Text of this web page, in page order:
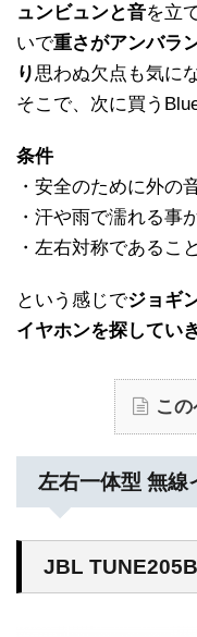
ュンビュンと音を立
いで重さがアンバラ
り思わぬ欠点も気に
そこで、次に買う
条件
・安全のために外の
・汗や雨で濡れる事
・左右対称であること
という感じでジョギ
イヤホンを探してい
こ
左右一体型 無線
JBL